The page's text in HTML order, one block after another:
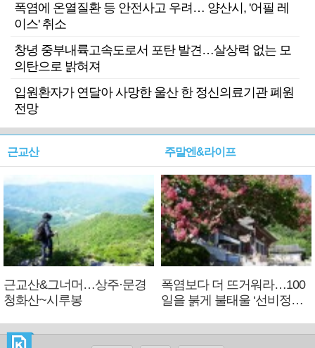
폭염에 온열질환 등 안전사고 우려… 양산시, '어필 레
이스' 취소
창녕 중부내륙고속도로서 포탄 발견…살상력 없는 모
의탄으로 밝혀져
입원환자가 연달아 사망한 울산 한 정신의료기관 폐원
전망
근교산
근교산&그너머…상주·문경
청화산~시루봉
주말엔&라이프
폭염보다 더 뜨거워라…100
일을 붉게 불태울 ‘선비정신’